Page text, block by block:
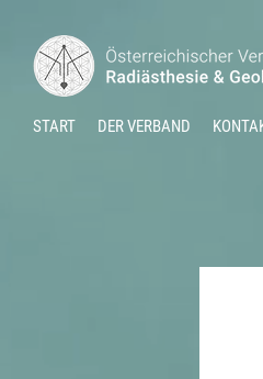
START DER VERBAND